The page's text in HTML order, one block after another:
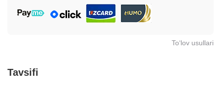
To‘lov usullari
Tavsifi